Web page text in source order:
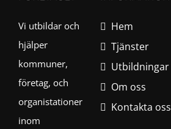
Vi utbildar och
hjälper
kommuner,
företag, och
organistationer
inom
Hem
Tjänster
Utbildningar
Om oss
Kontakta oss